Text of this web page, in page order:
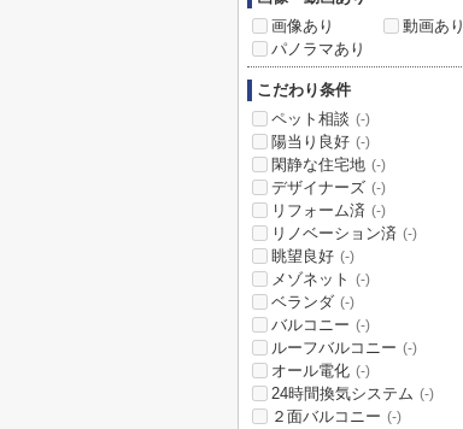
画像あり
動画あり
パノラマあり
こだわり条件
ペット相談 (-)
陽当り良好 (-)
閑静な住宅地 (-)
デザイナーズ (-)
リフォーム済 (-)
リノベーション済 (-)
眺望良好 (-)
メゾネット (-)
ベランダ (-)
バルコニー (-)
ルーフバルコニー (-)
オール電化 (-)
24時間換気システム (-)
２面バルコニー (-)